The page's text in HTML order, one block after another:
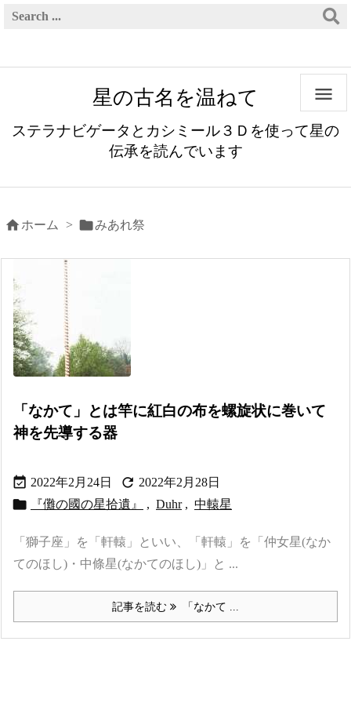
星の古名を温ねて
ステラナビゲータとカシミール３Ｄを使って星の
伝承を読んでいます

 ホーム > みあれ祭
「なかて」とは竿に紅白の布を螺旋状に巻いて
神を先導する器
 2022年2月24日  2022年2月28日
 『儺の國の星拾遺』 , Duhr , 中轅星
「獅子座」を「軒轅」といい、「軒轅」を「仲女星(なか
てのほし)・中條星(なかてのほし)」と ...
記事を読む 「なかて ...